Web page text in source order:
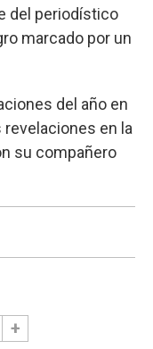
del periodístico
marcado por un
del año en
revelaciones en la
su compañero